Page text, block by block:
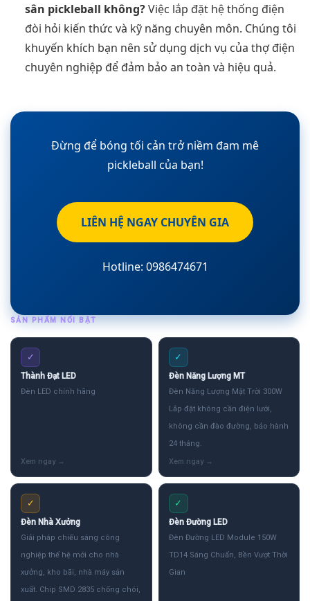
sân pickleball không?Việc lắp đặt hệ thống điện
đòi hỏi kiến thức và kỹ năng chuyên môn. Chúng tôi
khuyến khích bạn nên sử dụng dịch vụ của thợ điện
chuyên nghiệp để đảm bảo an toàn và hiệu quả.
Đừng để bóng tối cản trở niềm đam mê
pickleball của bạn!
LIÊN HỆ NGAY CHUYÊN GIA
Hotline: 0986474671
SẢN PHẨM NỔI BẬT
✓
Thành Đạt LED
Đèn LED chính hãng
✓
Đèn Năng Lượng MT
Đèn Năng Lượng Mặt Trời 300W
Lắp đặt không cần điện lưới,
không cần đào đường, bảo hành
24 tháng.
✓
Đèn Nhà Xưởng
Giải pháp chiếu sáng công
nghiệp thế hệ mới cho nhà
xưởng, kho bãi, nhà máy sản
xuất. Chip SMD 2835 chống chói,
✓
Đèn Đường LED
Đèn Đường LED Module 150W
TD14 Sáng Chuẩn, Bền Vượt Thời
Gian